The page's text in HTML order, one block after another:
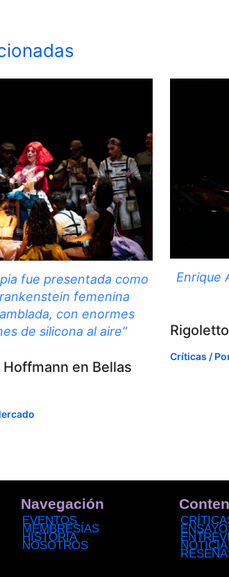
fue presentada como
femenina
con enormes
de silicona al aire”
en Bellas
Enrique
Críticas /
Navegación
EVENTOS
MEMBRESÍAS
HISTORIA
NOSOTROS